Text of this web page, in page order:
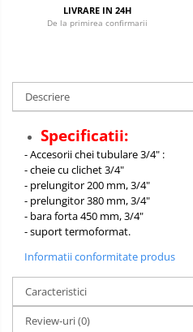
LIVRARE IN 24H
De la primirea confirmarii
Descriere
Specificatii:
- Accesorii chei tubulare 3/4" :
- cheie cu clichet 3/4"
- prelungitor 200 mm, 3/4"
- prelungitor 380 mm, 3/4"
- bara forta 450 mm, 3/4"
- suport termoformat.
Informatii conformitate produs
Caracteristici
Review-uri(0)